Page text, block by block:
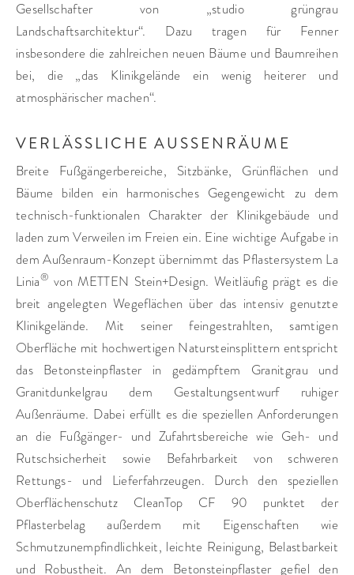
Gesellschafter von „studio grüngrau
Landschaftsarchitektur“. Dazu tragen für Fenner
insbesondere die zahlreichen neuen Bäume und Baumreihen
bei, die „das Klinikgelände ein wenig heiterer und
atmosphärischer machen“.
VERLÄSSLICHE AUSSENRÄUME
Breite Fußgängerbereiche, Sitzbänke, Grünflächen und
Bäume bilden ein harmonisches Gegengewicht zu dem
technisch-funktionalen Charakter der Klinikgebäude und
laden zum Verweilen im Freien ein. Eine wichtige Aufgabe in
dem Außenraum-Konzept übernimmt das Pflastersystem La
Linia® von METTEN Stein+Design. Weitläufig prägt es die
breit angelegten Wegeflächen über das intensiv genutzte
Klinikgelände. Mit seiner feingestrahlten, samtigen
Oberfläche mit hochwertigen Natursteinsplittern entspricht
das Betonsteinpflaster in gedämpftem Granitgrau und
Granitdunkelgrau dem Gestaltungsentwurf ruhiger
Außenräume. Dabei erfüllt es die speziellen Anforderungen
an die Fußgänger- und Zufahrtsbereiche wie Geh- und
Rutschsicherheit sowie Befahrbarkeit von schweren
Rettungs- und Lieferfahrzeugen. Durch den speziellen
Oberflächenschutz CleanTop CF 90 punktet der
Pflasterbelag außerdem mit Eigenschaften wie
Schmutzunempfindlichkeit, leichte Reinigung, Belastbarkeit
und Robustheit. An dem Betonsteinpflaster gefiel den